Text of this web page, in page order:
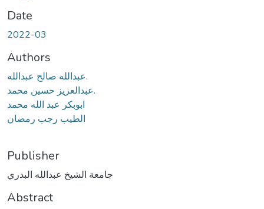
Date
2022-03
Authors
عبدالله صالح عبدالله.
عبدالعزيز حسين محمد.
ابوبكر عبد الله محمد
الطيب رجب رمضان
Publisher
جامعة الشيخ عبدالله البدري
Abstract